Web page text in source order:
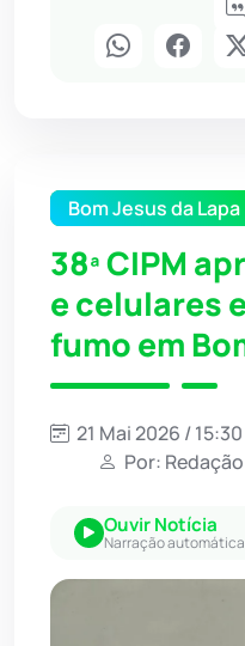
Bom Jesus da Lapa
38ª CIPM
e celulares
fumo em
21 Mai 2026 / 15:30
Por:
Ouvir Notícia
Narração